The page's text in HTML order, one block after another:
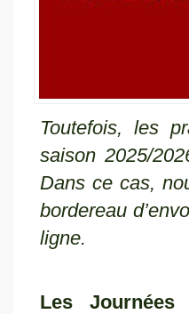
Toutefois, les
saison 2025/
Dans ce cas,
bordereau
ligne.
Les Journées